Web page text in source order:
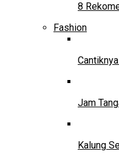
8
Fashion
Jam
Kalung